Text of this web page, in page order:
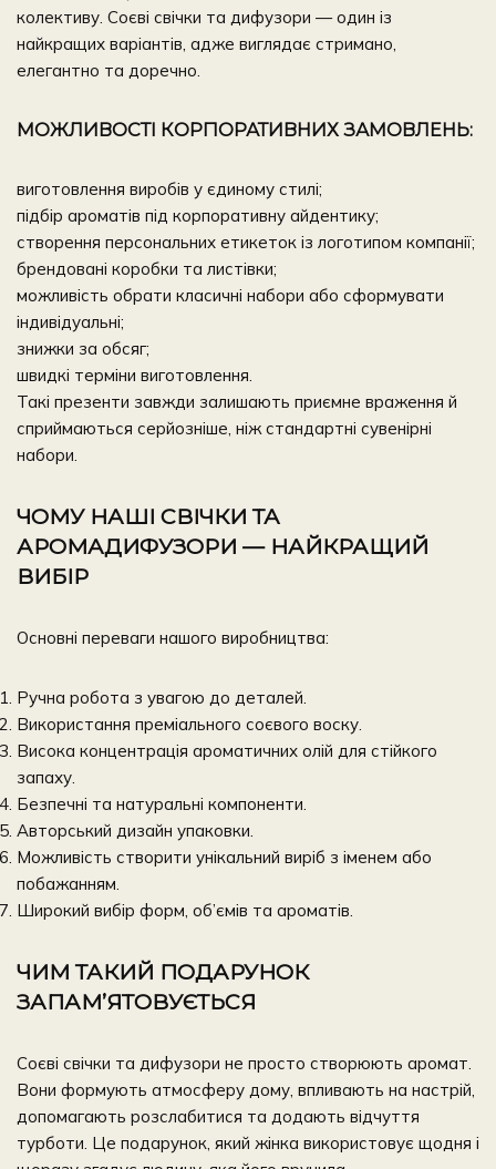
колективу. Соєві свічки та дифузори — один із
найкращих варіантів, адже виглядає стримано,
елегантно та доречно.
МОЖЛИВОСТІ КОРПОРАТИВНИХ ЗАМОВЛЕНЬ:
виготовлення виробів у єдиному стилі;
підбір ароматів під корпоративну айдентику;
створення персональних етикеток із логотипом компанії;
брендовані коробки та листівки;
можливість обрати класичні набори або сформувати
індивідуальні;
знижки за обсяг;
швидкі терміни виготовлення.
Такі презенти завжди залишають приємне враження й
сприймаються серйозніше, ніж стандартні сувенірні
набори.
ЧОМУ НАШІ СВІЧКИ ТА
АРОМАДИФУЗОРИ — НАЙКРАЩИЙ
ВИБІР
Основні переваги нашого виробництва:
Ручна робота з увагою до деталей.
Використання преміального соєвого воску.
Висока концентрація ароматичних олій для стійкого
запаху.
Безпечні та натуральні компоненти.
Авторський дизайн упаковки.
Можливість створити унікальний виріб з іменем або
побажанням.
Широкий вибір форм, об’ємів та ароматів.
ЧИМ ТАКИЙ ПОДАРУНОК
ЗАПАМ’ЯТОВУЄТЬСЯ
Соєві свічки та дифузори не просто створюють аромат.
Вони формують атмосферу дому, впливають на настрій,
допомагають розслабитися та додають відчуття
турботи. Це подарунок, який жінка використовує щодня і